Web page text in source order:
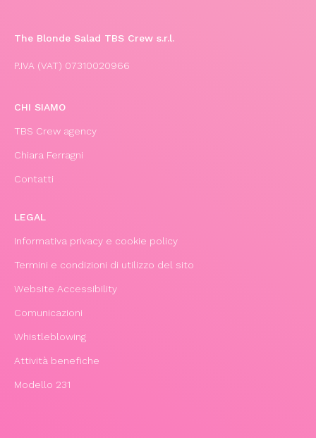
The Blonde Salad TBS Crew s.r.l.
P.IVA (VAT) 07310020966
CHI SIAMO
TBS Crew agency
Chiara Ferragni
Contatti
LEGAL
Informativa privacy e cookie policy
Termini e condizioni di utilizzo del sito
Website Accessibility
Comunicazioni
Whistleblowing
Attività benefiche
Modello 231